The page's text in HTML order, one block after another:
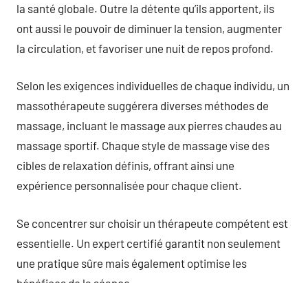
la santé globale. Outre la détente qu’ils apportent, ils
ont aussi le pouvoir de diminuer la tension, augmenter
la circulation, et favoriser une nuit de repos profond.
Selon les exigences individuelles de chaque individu, un
massothérapeute suggérera diverses méthodes de
massage, incluant le massage aux pierres chaudes au
massage sportif. Chaque style de massage vise des
cibles de relaxation définis, offrant ainsi une
expérience personnalisée pour chaque client.
Se concentrer sur choisir un thérapeute compétent est
essentielle. Un expert certifié garantit non seulement
une pratique sûre mais également optimise les